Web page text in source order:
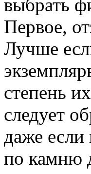
выбрать
Первое,
Лучше
степень
следует
даже
по камню